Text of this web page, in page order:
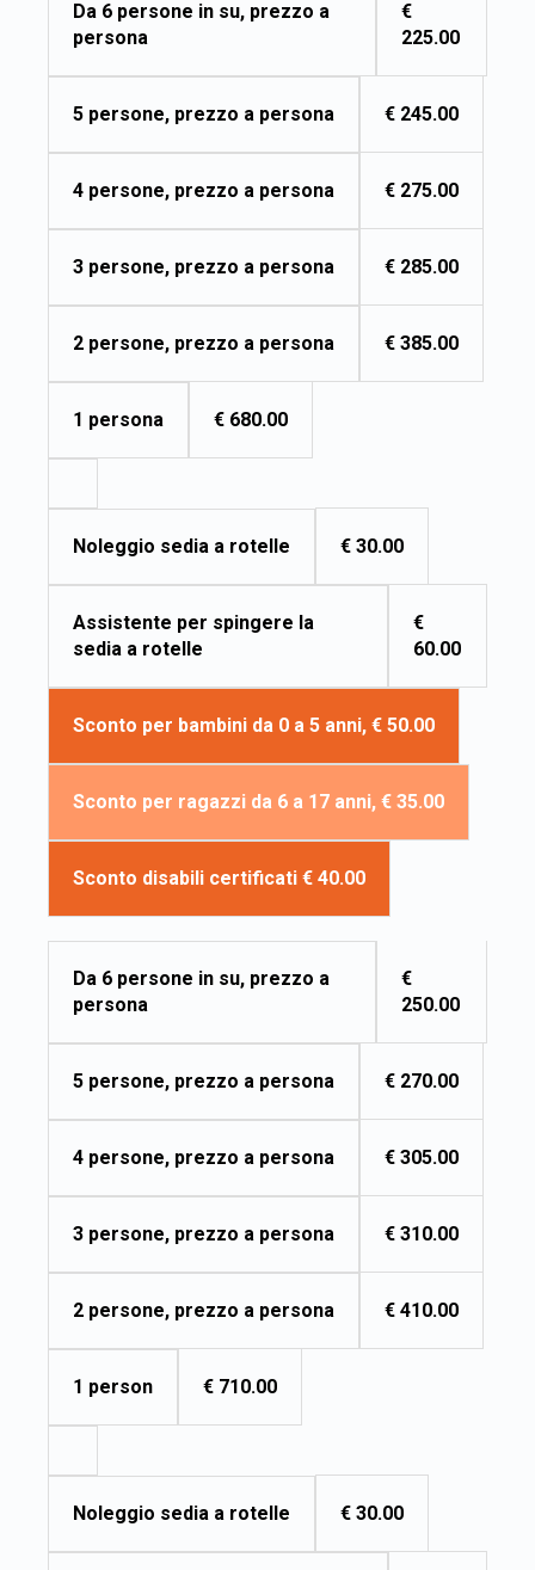
Da 6 persone in su, prezzo a
persona
€
225.00
5 persone, prezzo a persona € 245.00
4 persone, prezzo a persona € 275.00
3 persone, prezzo a persona € 285.00
2 persone, prezzo a persona € 385.00
1 persona € 680.00
Noleggio sedia a rotelle € 30.00
Assistente per spingere la
sedia a rotelle
€
60.00
Sconto per bambini da 0 a 5 anni, € 50.00
Sconto per ragazzi da 6 a 17 anni, € 35.00
Sconto disabili certificati € 40.00
Da 6 persone in su, prezzo a
persona
€
250.00
5 persone, prezzo a persona € 270.00
4 persone, prezzo a persona € 305.00
3 persone, prezzo a persona € 310.00
2 persone, prezzo a persona € 410.00
1 person € 710.00
Noleggio sedia a rotelle € 30.00